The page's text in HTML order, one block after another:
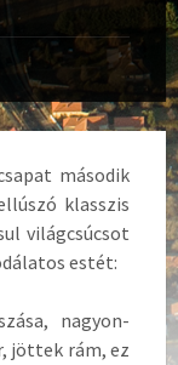
második
klasszis
világcsúcsot
estét:
nagyon-
jöttek rám, ez